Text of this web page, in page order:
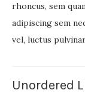
rhoncus, sem
adipiscing sem
vel, luctus
Unordered